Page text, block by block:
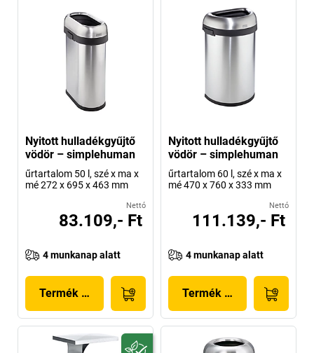
Nyitott hulladékgyűjtő
vödör – simplehuman
űrtartalom 50 l, szé x ma x
mé 272 x 695 x 463 mm
Nettó
83.109,- Ft
4 munkanap alatt
Termék megjelenítése
Nyitott hulladékgyűjtő
vödör – simplehuman
űrtartalom 60 l, szé x ma x
mé 470 x 760 x 333 mm
Nettó
111.139,- Ft
4 munkanap alatt
Termék megjelenítése